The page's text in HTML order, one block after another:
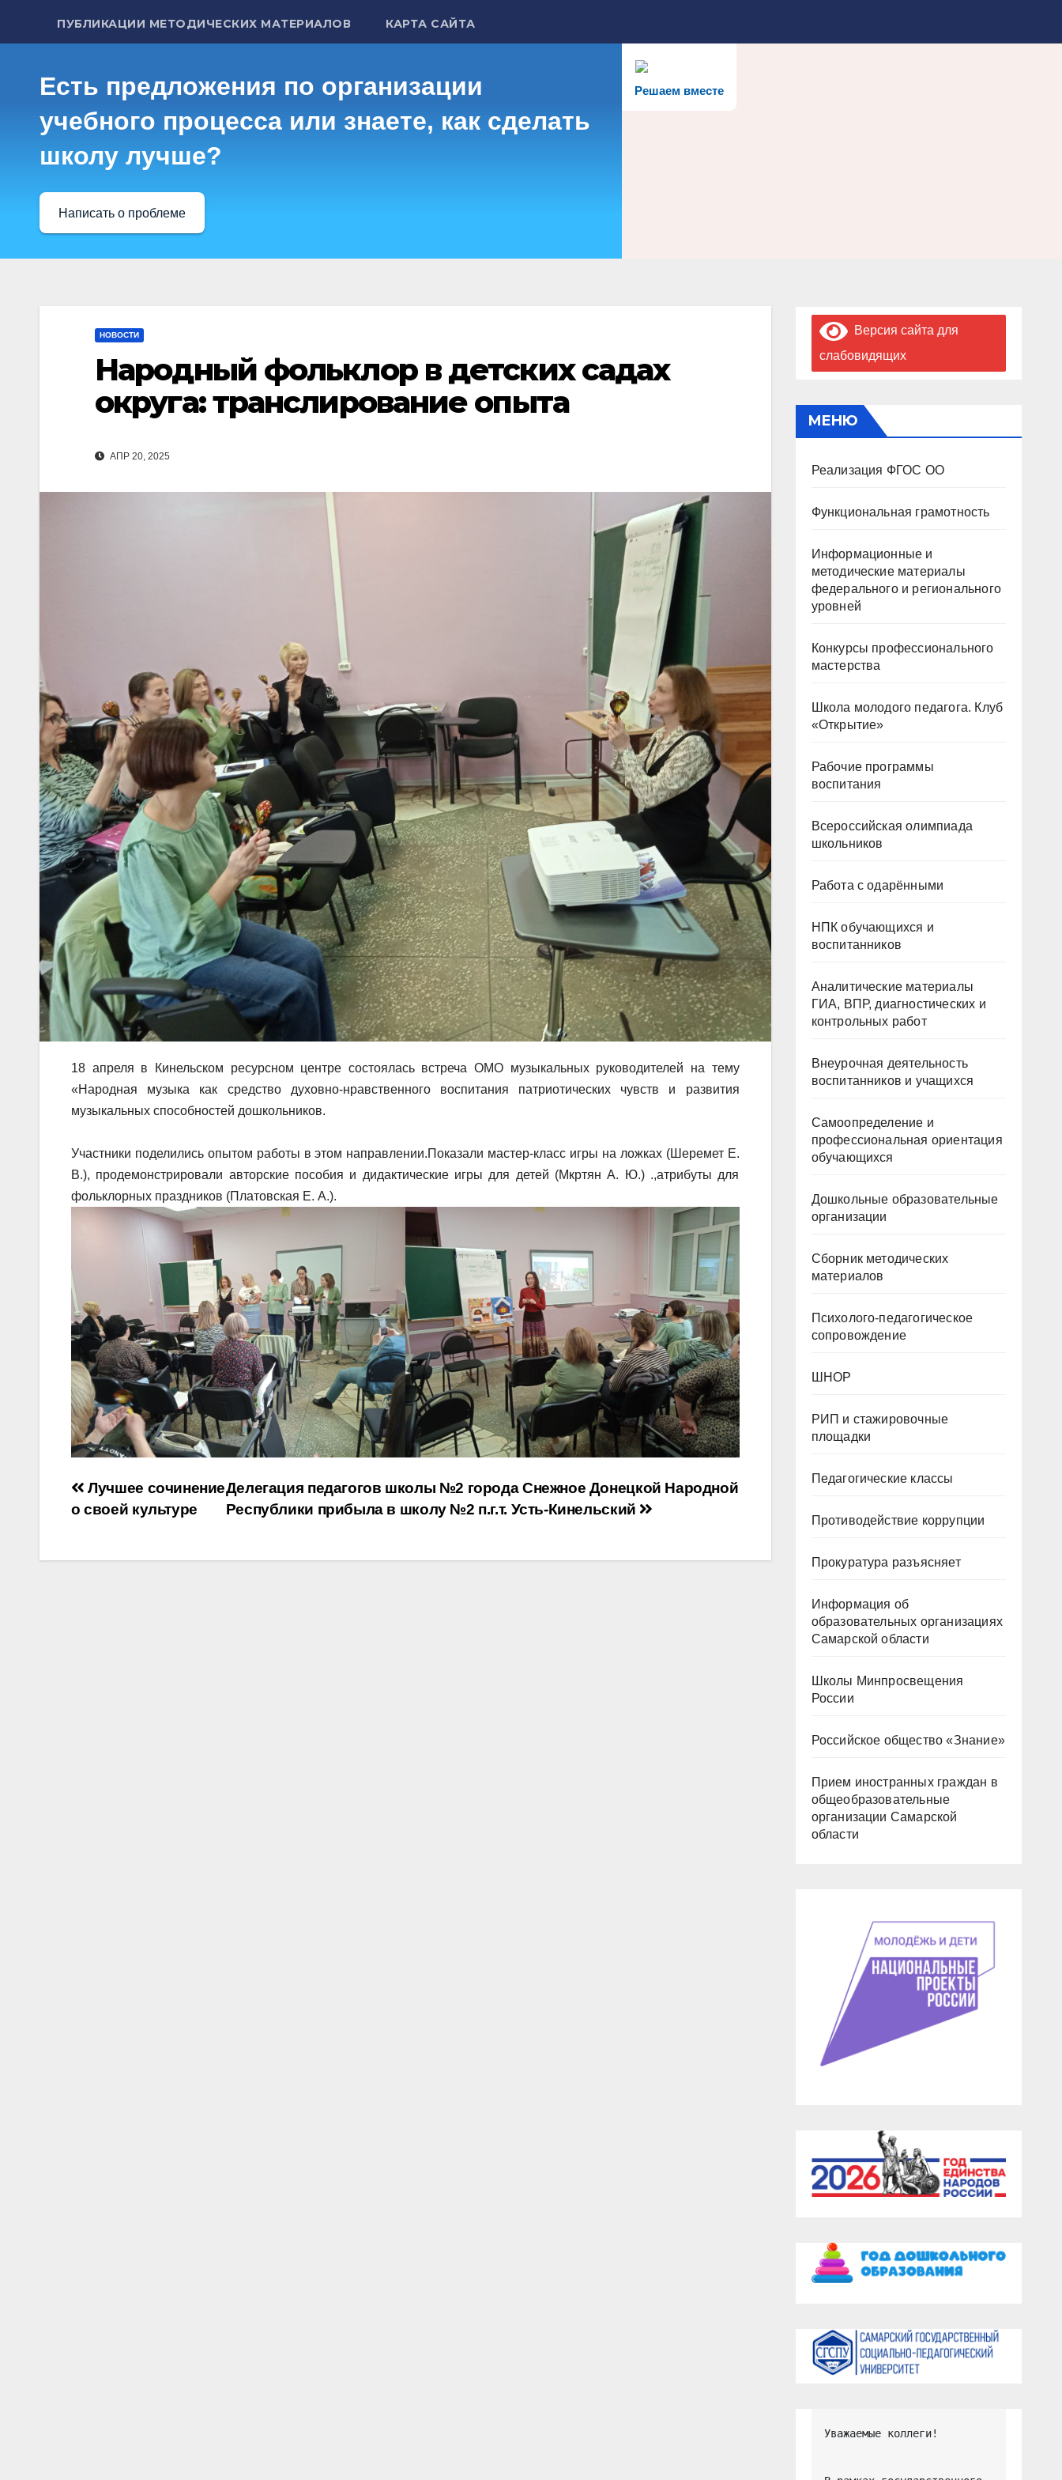
ПУБЛИКАЦИИ МЕТОДИЧЕСКИХ МАТЕРИАЛОВ КАРТА САЙТА
Решаем вместе
Есть предложения по организации
учебного процесса или знаете, как сделать
школу лучше?
Написать о проблеме
НОВОСТИ
Народный фольклор в детских садах
округа: транслирование опыта
АПР 20, 2025
18 апреля в Кинельском ресурсном центре состоялась встреча ОМО музыкальных руководителей на тему
«Народная музыка как средство духовно-нравственного воспитания патриотических чувств и развития
музыкальных способностей дошкольников.
Участники поделились опытом работы в этом направлении.Показали мастер-класс игры на ложках (Шеремет Е.
В.), продемонстрировали авторские пособия и дидактические игры для детей (Мкртян А. Ю.) .,атрибуты для
фольклорных праздников (Платовская Е. А.).
Навигация
записям
Делегация педагогов школы №2 города Снежное Донецкой Народной
Республики прибыла в школу №2 п.г.т. Усть-Кинельский
Лучшее сочинение
о своей культуре
Версия сайта для
слабовидящих
МЕНЮ
Реализация ФГОС ОО
Функциональная грамотность
Информационные и
методические материалы
федерального и регионального
уровней
Конкурсы профессионального
мастерства
Школа молодого педагога. Клуб
«Открытие»
Рабочие программы
воспитания
Всероссийская олимпиада
школьников
Работа с одарёнными
НПК обучающихся и
воспитанников
Аналитические материалы
ГИА, ВПР, диагностических и
контрольных работ
Внеурочная деятельность
воспитанников и учащихся
Самоопределение и
профессиональная ориентация
обучающихся
Дошкольные образовательные
организации
Сборник методических
материалов
Психолого-педагогическое
сопровождение
ШНОР
РИП и стажировочные
площадки
Педагогические классы
Противодействие коррупции
Прокуратура разъясняет
Информация об
образовательных организациях
Самарской области
Школы Минпросвещения
России
Российское общество «Знание»
Прием иностранных граждан в
общеобразовательные
организации Самарской
области
Уважаемые коллеги!